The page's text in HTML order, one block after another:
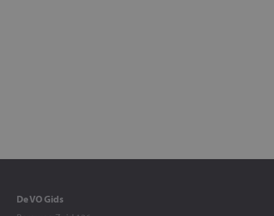
De VO Gids